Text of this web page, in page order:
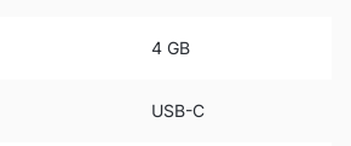
4 GB
USB-C